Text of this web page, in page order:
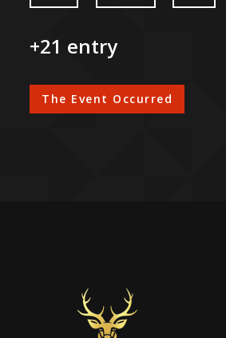
+21 entry
The Event Occurred